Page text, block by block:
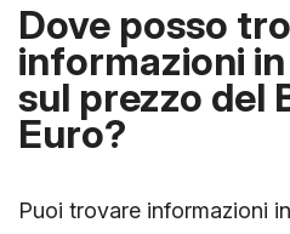
Dove posso
informazioni
sul prezzo del
Euro?
Puoi trovare informazioni